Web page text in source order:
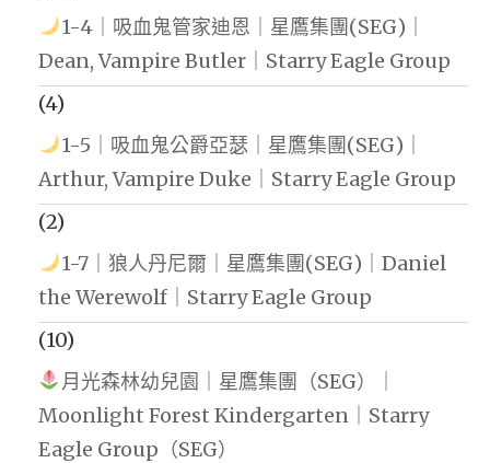
1-4｜吸血鬼管家迪恩｜星鷹集團(SEG)｜
Dean, Vampire Butler｜Starry Eagle Group
(4)
1-5｜吸血鬼公爵亞瑟｜星鷹集團(SEG)｜
Arthur, Vampire Duke｜Starry Eagle Group
(2)
1-7｜狼人丹尼爾｜星鷹集團(SEG)｜Daniel
the Werewolf｜Starry Eagle Group
(10)
月光森林幼兒園｜星鷹集團（SEG）｜
Moonlight Forest Kindergarten｜Starry
Eagle Group（SEG）